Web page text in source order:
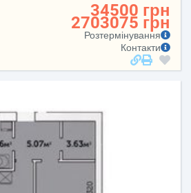
34500 грн
2703075 грн
Розтермінування
Контакти